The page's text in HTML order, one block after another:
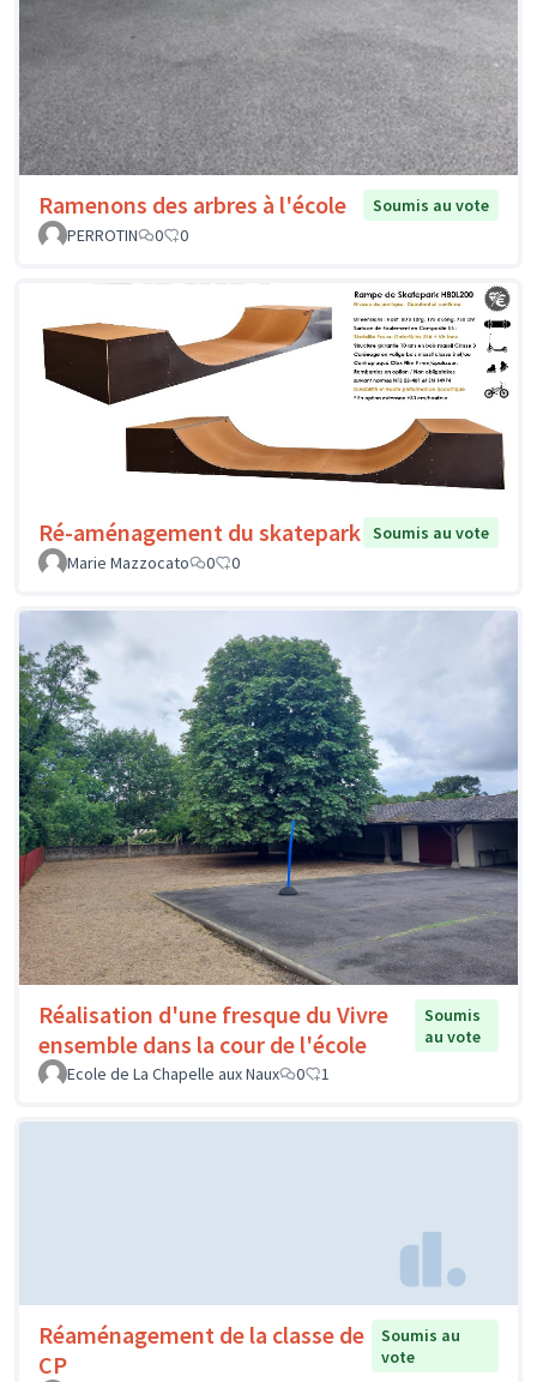
Ramenons des arbres à l'école
Soumis au vote
PERROTIN
0 0
Ré-aménagement du skatepark Soumis au vote
Marie Mazzocato
0 0
Réalisation d'une fresque du Vivre
ensemble dans la cour de l'école
Soumis
au vote
Ecole de La Chapelle aux Naux
0 1
Réaménagement de la classe de
CP
Soumis au
vote